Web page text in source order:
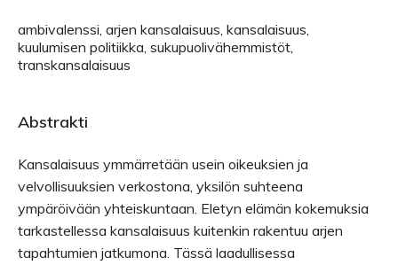
ambivalenssi, arjen kansalaisuus, kansalaisuus,
kuulumisen politiikka, sukupuolivähemmistöt,
transkansalaisuus
Abstrakti
Kansalaisuus ymmärretään usein oikeuksien ja
velvollisuuksien verkostona, yksilön suhteena
ympäröivään yhteiskuntaan. Eletyn elämän kokemuksia
tarkastellessa kansalaisuus kuitenkin rakentuu arjen
tapahtumien jatkumona. Tässä laadullisessa